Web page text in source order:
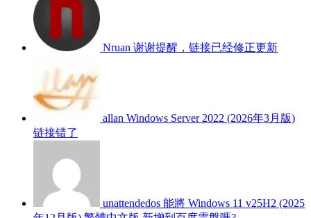
Nruan 谢谢提醒，链接已经修正更新
allan Windows Server 2022 (2026年3月版)
链接错了
unattendedos 能將 Windows 11 v25H2 (2025